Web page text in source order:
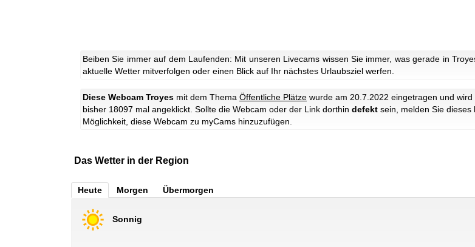
Beiben Sie immer auf dem Laufenden: Mit unseren Livecams wissen Sie immer, was gerade in
aktuelle Wetter mitverfolgen oder einen Blick auf Ihr nächstes Urlaubsziel werfen.
Diese Webcam Troyes mit dem Thema Öffentliche Plätze wurde am 20.7.2022 eingetragen und wird
bisher 18097 mal angeklickt. Sollte die Webcam oder der Link dorthin defekt sein, melden Sie dieses
Möglichkeit, diese Webcam zu myCams hinzuzufügen.
Das Wetter in der Region
Heute Morgen Übermorgen
Sonnig